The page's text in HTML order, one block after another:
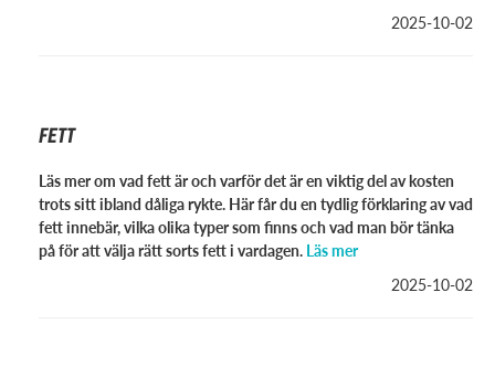
2025-10-02
FETT
Läs mer om vad fett är och varför det är en viktig del av kosten
trots sitt ibland dåliga rykte. Här får du en tydlig förklaring av vad
fett innebär, vilka olika typer som finns och vad man bör tänka
på för att välja rätt sorts fett i vardagen. Läs mer
2025-10-02